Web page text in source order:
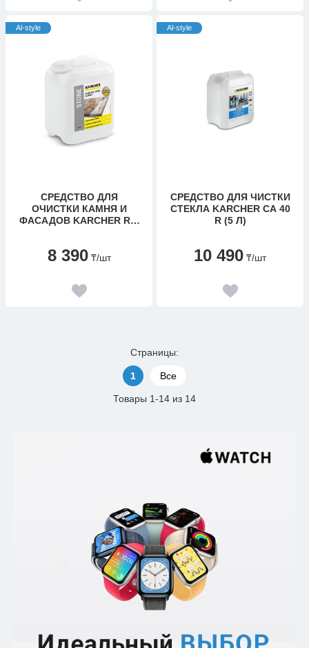
Al-style
СРЕДСТВО ДЛЯ
ОЧИСТКИ КАМНЯ И
ФАСАДОВ KARCHER RM
8 390 ₸/шт
Al-style
CРЕДСТВО ДЛЯ ЧИСТКИ
СТЕКЛА KARCHER CA 40
R (5 Л)
10 490 ₸/шт
Страницы:
1 Все
Товары 1-14 из 14